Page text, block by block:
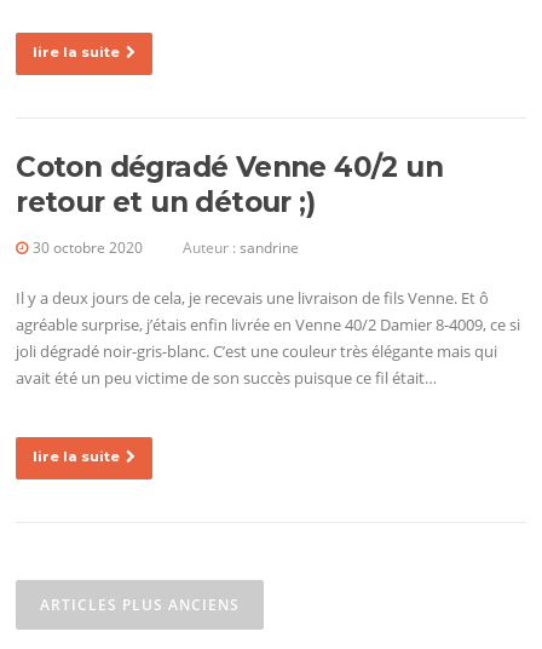
lire la suite
Coton dégradé Venne 40/2 un
retour et un détour ;)
30 octobre 2020 Auteur :sandrine
Il y a deux jours de cela, je recevais une livraison de fils Venne. Et ô
agréable surprise, j’étais enfin livrée en Venne 40/2 Damier 8-4009, ce si
joli dégradé noir-gris-blanc. C’est une couleur très élégante mais qui
avait été un peu victime de son succès puisque ce fil était…
lire la suite
des
articles
ARTICLES PLUS ANCIENS